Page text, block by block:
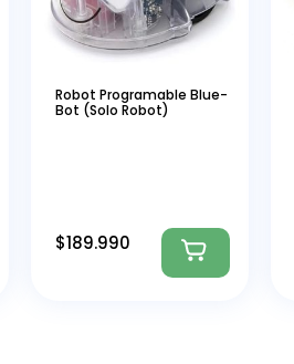
Robot Programable Blue-
Bot (Solo Robot)
$189.990